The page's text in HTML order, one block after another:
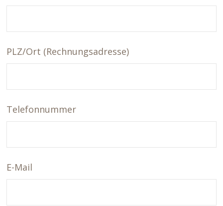
PLZ/Ort (Rechnungsadresse)
Telefonnummer
E-Mail